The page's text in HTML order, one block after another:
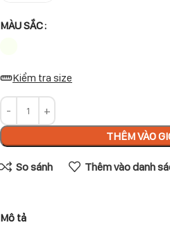
MÀU SẮC
Kiểm tra size
THÊM VÀO
So sánh Thêm vào danh
Mô tả